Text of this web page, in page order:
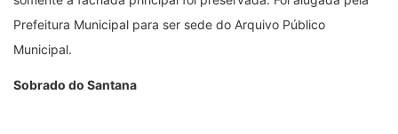
Prefeitura Municipal para ser sede do Arquivo Público
Municipal.
Sobrado do Santana